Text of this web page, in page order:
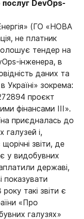
DevOps-
(ГО «НОВА
не платник
тендер на
інженера, в
даних та
Україні» зокрема:
проєкт
фінансами ΙΙΙ».
приєдналась до
галузей і,
звіти, де
у видобувних
державі,
показувати
такі звіти є
«Про
галузях»